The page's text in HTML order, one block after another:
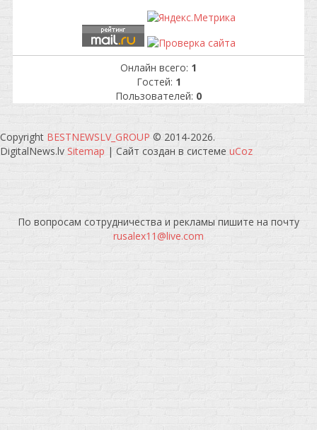
Онлайн всего: 1
Гостей: 1
Пользователей: 0
Copyright BESTNEWSLV_GROUP © 2014-2026.
DigitalNews.lv Sitemap | Сайт создан в системе uCoz
По вопросам сотрудничества и рекламы пишите на почту
rusalex11@live.com